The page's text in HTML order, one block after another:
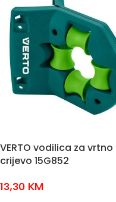
VERTO vodilica za vrtno
crijevo 15G852
13,30 KM